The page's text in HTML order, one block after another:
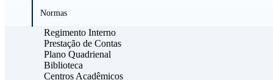
Normas
Regimento Interno
Prestação de Contas
Plano Quadrienal
Biblioteca
Centros Acadêmicos